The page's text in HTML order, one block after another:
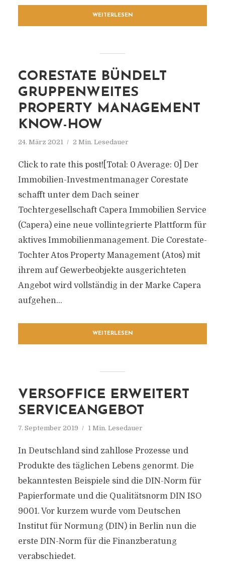
WEITERLESEN
CORESTATE BÜNDELT
GRUPPENWEITES
PROPERTY MANAGEMENT
KNOW-HOW
24. März 2021 2 Min. Lesedauer
Click to rate this post![Total: 0 Average: 0] Der
Immobilien-Investmentmanager Corestate
schafft unter dem Dach seiner
Tochtergesellschaft Capera Immobilien Service
(Capera) eine neue vollintegrierte Plattform für
aktives Immobilienmanagement. Die Corestate-
Tochter Atos Property Management (Atos) mit
ihrem auf Gewerbeobjekte ausgerichteten
Angebot wird vollständig in der Marke Capera
aufgehen...
WEITERLESEN
VERSOFFICE ERWEITERT
SERVICEANGEBOT
7. September 2019 1 Min. Lesedauer
In Deutschland sind zahllose Prozesse und
Produkte des täglichen Lebens genormt. Die
bekanntesten Beispiele sind die DIN-Norm für
Papierformate und die Qualitätsnorm DIN ISO
9001. Vor kurzem wurde vom Deutschen
Institut für Normung (DIN) in Berlin nun die
erste DIN-Norm für die Finanzberatung
verabschiedet.